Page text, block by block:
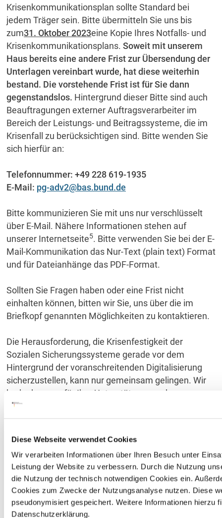
Diese Webseite verwendet Cookies
Wir verarbeiten Informationen über Ihren Besuch unter
Leistung der Website zu verbessern. Durch die Nutzung
die Nutzung der technisch notwendigen Cookies ein.
Cookies zum Zwecke der Nutzungsanalyse nutzen. Diese
pseudonymisiert gespeichert. Weitere Informationen hierzu
Datenschutzerklärung.
Krisenkommunikationsplan sollte Standard bei
jedem Träger sein. Bitte übermitteln Sie uns bis
zum31. Oktober 2023eine Kopie Ihres Notfalls- und
Krisenkommunikationsplans. Soweit mit unserem
Haus bereits eine andere Frist zur Übersendung der
Unterlagen vereinbart wurde, hat diese weiterhin
bestand. Die vorstehende Frist ist für Sie dann
gegenstandslos. Hintergrund dieser Bitte sind auch
Beauftragungen externer Auftragsverarbeiter im
Bereich der Leistungs- und Beitragssysteme, die im
Krisenfall zu berücksichtigen sind. Bitte wenden Sie
sich hierfür an:
Telefonnummer: +49 228 619-1935
E-Mail: pg-adv2@bas.bund.de
Bitte kommunizieren Sie mit uns nur verschlüsselt
über E-Mail. Nähere Informationen stehen auf
unserer Internetseite5. Bitte verwenden Sie bei der E-
Mail-Kommunikation das Nur-Text (plain text) Format
und für Dateianhänge das PDF-Format.
Sollten Sie Fragen haben oder eine Frist nicht
einhalten können, bitten wir Sie, uns über die im
Briefkopf genannten Möglichkeiten zu kontaktieren.
Die Herausforderung, die Krisenfestigkeit der
Sozialen Sicherungssysteme gerade vor dem
Hintergrund der voranschreitenden Digitalisierung
sicherzustellen, kann nur gemeinsam gelingen. Wir
bedanken uns für Ihre Unterstützung und
Kooperation.
Im Auftrag
Gez. Romy Bromen
Referatsleiterin 116